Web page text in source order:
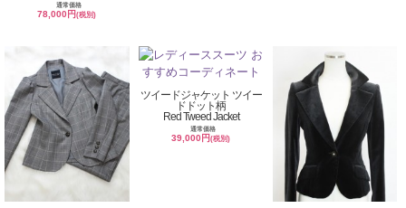
通常価格
78,000円(税別)
ツイードジャケット ツイー
ドドット柄
Red Tweed Jacket
通常価格
39,000円(税別)